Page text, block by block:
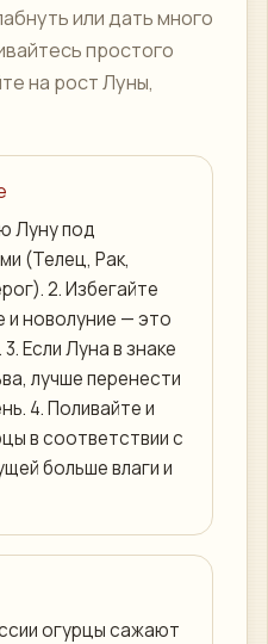
или дать много
простого
на рост Луны,
Луну под
(Телец, Рак,
2. Избегайте
и новолуние — это
Если Луна в знаке
лучше перенести
4. Поливайте и
в соответствии с
больше влаги и
огурцы сажают